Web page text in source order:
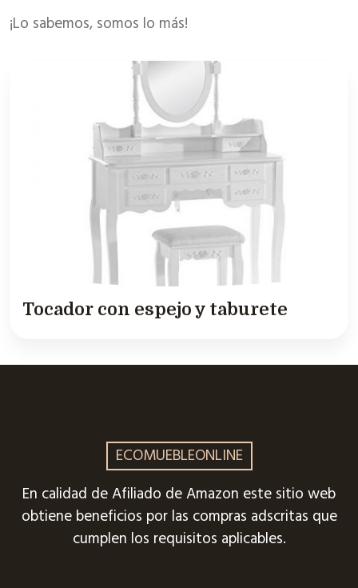
¡Lo sabemos, somos lo más!
Tocador con espejo y taburete
ECOMUEBLEONLINE
En calidad de Afiliado de Amazon este sitio web
obtiene beneficios por las compras adscritas que
cumplen los requisitos aplicables.